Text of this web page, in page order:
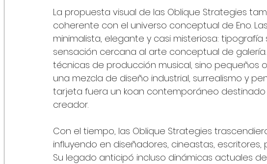
La propuesta visual de las Oblique Strategies
coherente con el universo conceptual de Eno.
minimalista, elegante y casi misteriosa: tipografía
sensación cercana al arte conceptual de
técnicas de producción musical, sino pequeños
una mezcla de diseño industrial, surrealismo y
tarjeta fuera un koan contemporáneo
creador.
Con el tiempo, las Oblique Strategies
influyendo en diseñadores, cineastas,
Su legado anticipó incluso dinámicas actuales